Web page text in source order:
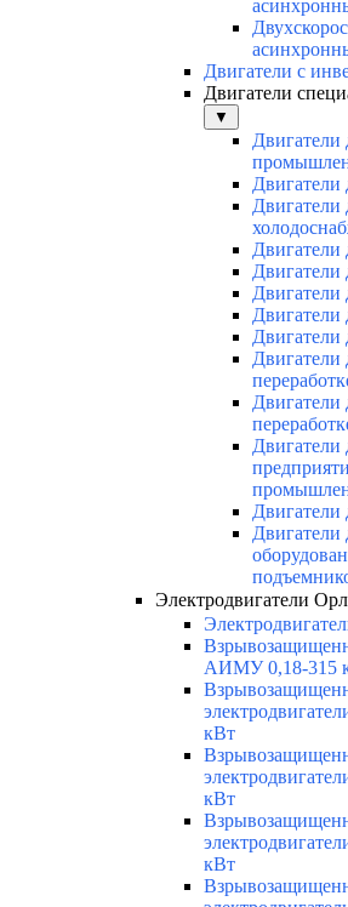
Двигатели с
Двигатели
▼
Двигатели
Двигатели
Двигатели
Двигатели
Двигатели
Двигатели
Двигатели
Двигатели
Двигатели
Двигатели
Двигатели
Двигатели
Двигатели
Электродвигатели
АИМУ 0,18-315
кВт
кВт
кВт